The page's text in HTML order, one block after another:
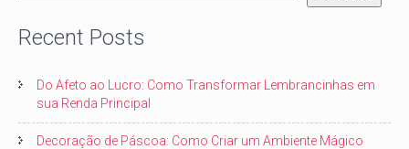
Recent Posts
Do Afeto ao Lucro: Como Transformar Lembrancinhas em
sua Renda Principal
Decoração de Páscoa: Como Criar um Ambiente Mágico